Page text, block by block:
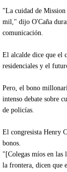
"La cuidad de
mil," dijo O'Caña
comunicación.
El alcalde dice que el
residenciales y el
Pero, el bono
intenso debate sobre
de policías.
El congresista Henry
bonos.
"[Colegas míos en las
la frontera, dicen que